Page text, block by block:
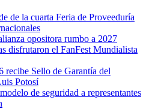
de la cuarta Feria de Proveeduría
opositora rumbo a 2027
disfrutaron el FanFest Mundialista
recibe Sello de Garantía del
Potosí
de seguridad a representantes